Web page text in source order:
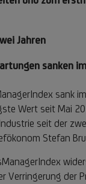
Jahren
sanken
sank
Wert seit Mai
seit der
Stefan
Verringerung der